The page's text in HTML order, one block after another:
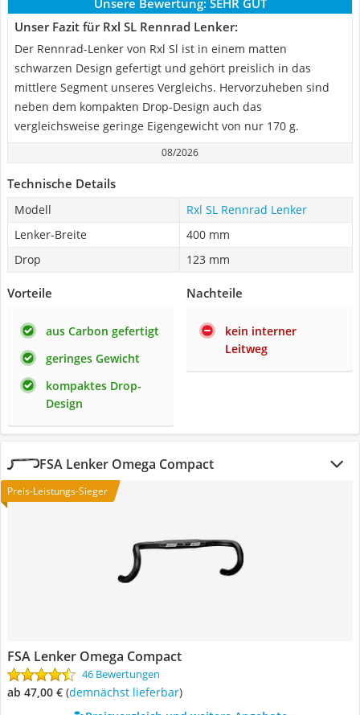
Unsere Bewertung: SEHR GUT
Unser Fazit für Rxl SL Rennrad Lenker:
Der Rennrad-Lenker von Rxl Sl ist in einem matten
schwarzen Design gefertigt und gehört preislich in das
mittlere Segment unseres Vergleichs. Hervorzuheben sind
neben dem kompakten Drop-Design auch das
vergleichsweise geringe Eigengewicht von nur 170 g.
08/2026
Technische Details
Modell
Rxl SL Rennrad Lenker
Lenker-Breite
400 mm
Drop
123 mm
Vorteile
aus Carbon gefertigt
geringes Gewicht
kompaktes Drop-
Design
Nachteile
kein interner
Leitweg
FSA Lenker Omega Compact
Preis-Leistungs-Sieger
FSA Lenker Omega Compact
46 Bewertungen
ab 47,00 € ( Demnächst lieferbar)